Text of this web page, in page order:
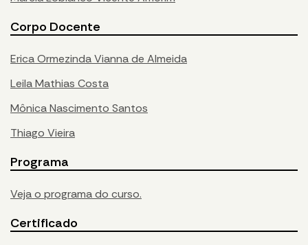
Corpo Docente
Erica Ormezinda Vianna de Almeida
Leila Mathias Costa
Mônica Nascimento Santos
Thiago Vieira
Programa
Veja o programa do curso.
Certificado